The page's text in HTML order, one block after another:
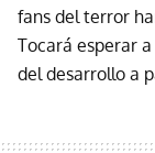
fans del terror
Tocará esperar
del desarrollo a